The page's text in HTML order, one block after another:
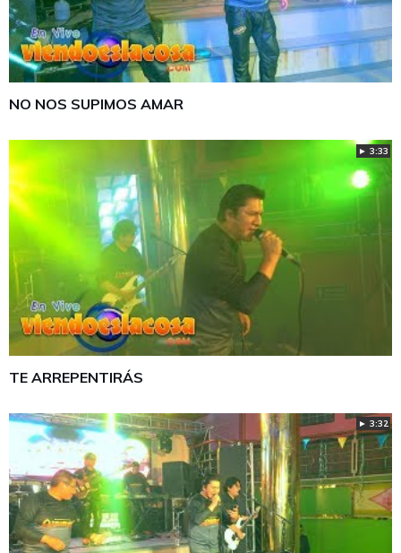
NO NOS SUPIMOS AMAR
► 3:33
TE ARREPENTIRÁS
► 3:32